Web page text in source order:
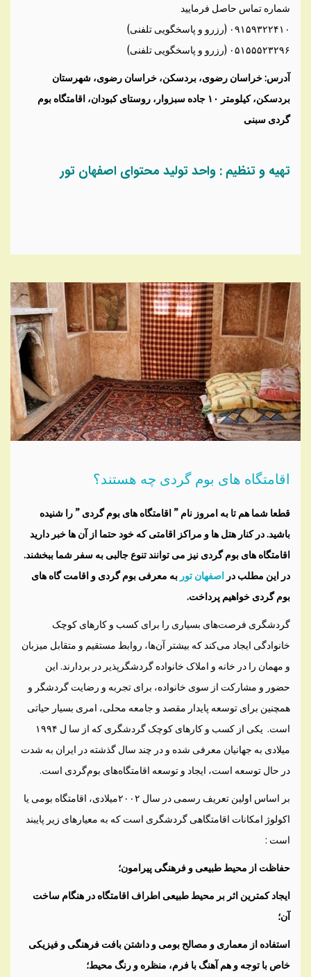
شماره تماس حاصل فرمایید
۰۹۱۵۹۳۲۲۴۱۰ (رزرو و پاسخگویی تلفنی)
۰۵۱۵۵۵۲۳۲۹۶ (رزرو و پاسخگویی تلفنی)
آدرس: خراسان ‌رضوی، بردسکن، خراسان رضوی، شهرستان
بردسکن، کیلومتر ۱۰ جاده سبزوار، روستای کبودان، اقامتگاه بوم
گردی سبنی
تهیه و تنظیم : واحد تولید محتوای اصفهان تور
اقامتگاه های بوم گردی چه هستند؟
قطعا شما هم تا به امروز نام ” اقامتگاه های بوم گردی ” را شنیده
باشید. در کنار هتل ها و مراکز اقامتی که خود حتما از آن ها خبر دارید
اقامتگاه های بوم گردی نیز می توانند تنوع جالبی به سفر شما ببخشند.
در این مطلب در اصفهان تور به معرفی بوم گردی و اقامت گاه های
بوم گردی خواهیم پرداخت.
گردشگری فرصت‌های بسیاری را برای کسب و کارهای کوچک
خانوادگی ایجاد می‌کند که بیشتر آن‌ها، روابط مستقیم و متقابل میزبان
و مهمان را در خانه و املاک خانواده گردشگرپذیر در بردارند. این
حضور و مشارکت از سوی خانواده، برای تجربه و رضایت گردشگر و
همچنین برای توسعه پایدار مقصد و جامعه محلی، امری بسیار حیاتی
است. یکی از کسب و کارهای کوچک گردشگری که از سا ل ۱۹۹۴
میلادی به جهانیان معرفی شده و در چند سال گذشته در ایران به شدت
در حال توسعه است، ایجاد و توسعه اقامتگاه‌های بوم‌گردی است.
بر اساس اولین تعریف رسمی در سال ۲۰۰۲میلادی، اقامتگاه بومی یا
اکولوژ امکانات اقامتگاهی گردشگری است که به معیارهای زیر پایبند
است :
حفاظت از محیط طبیعی و فرهنگی پیرامون؛
ایجاد کمترین اثر بر محیط طبیعی اطراف اقامتگاه در هنگام ساخت
آن؛
استفاده از معماری و مصالح بومی و داشتن بافت فرهنگی و فیزیکی
خاص با توجه و هم آهنگ با فرم، منظره و رنگ محیط؛